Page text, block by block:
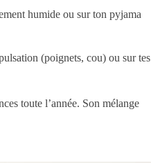
humide ou sur ton pyjama
(poignets, cou) ou sur tes
toute l’année. Son mélange